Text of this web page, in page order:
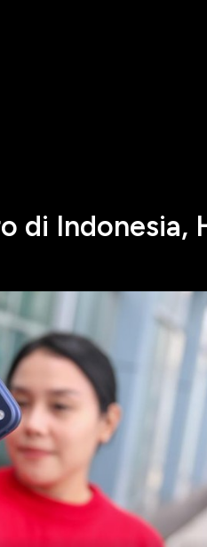
di Indonesia,